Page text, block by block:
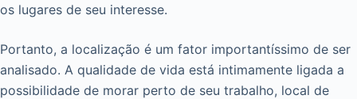
os lugares de seu interesse.
Portanto, a localização é um fator importantíssimo de ser
analisado. A qualidade de vida está intimamente ligada a
possibilidade de morar perto de seu trabalho, local de